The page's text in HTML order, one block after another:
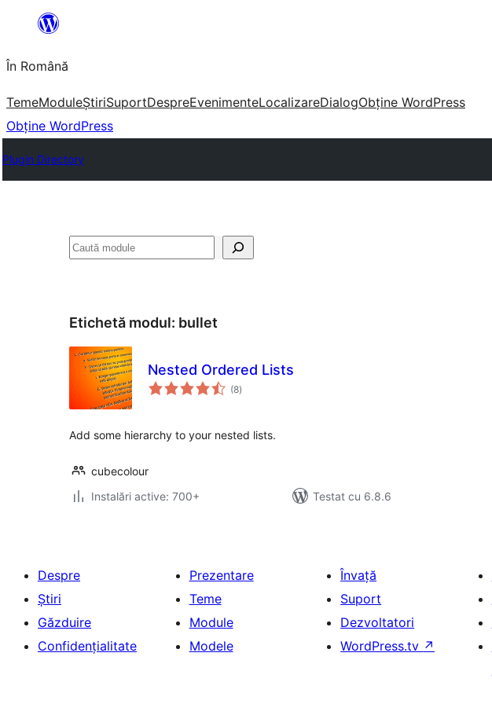
conținut
În Română
TemeModuleȘtiriSuportDespreEvenimenteLocalizareDialogObține WordPress
Obține WordPress
Plugin Directory
Caută
Etichetă modul: bullet
Nested Ordered Lists
(8total
aprecieri
)
Add some hierarchy to your nested lists.
cubecolour
Instalări active: 700+
Testat cu 6.8.6
Despre
Știri
Găzduire
Confidențialitate
Prezentare
Teme
Module
Modele
Învață
Suport
Dezvoltatori
WordPress.tv ↗